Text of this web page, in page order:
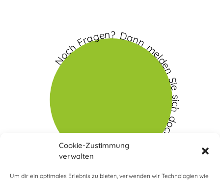
Cookie-Zustimmung
verwalten
Um dir ein optimales Erlebnis zu bieten, verwenden wir Technologien wie
Noch Fragen? Dann melden Sie sich doch bei uns